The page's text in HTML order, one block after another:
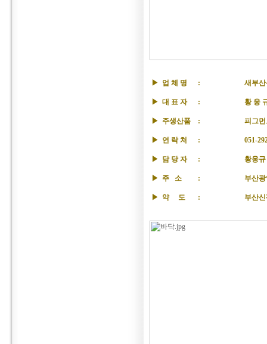
▶ 업 체 명 : 새부
▶ 대 표 자 : 황 웅
▶ 주생산품 : 피그
▶ 연 락 처 : 051-
▶ 담 당 자 : 황웅
▶ 주 소 : 부산
▶ 약 도 : 부산